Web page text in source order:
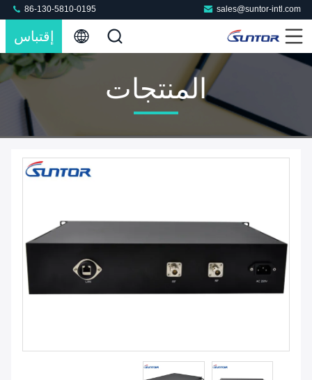
sales@suntor-intl.com
86-130-5810-0195
إقتباس
المنتجات